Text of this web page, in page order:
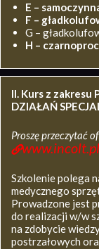
E –
F –
G –
H –
II. Kurs z zakresu
DZIAŁAŃ
Proszę przeczytać
Szkolenie polega
medycznego
Prowadzone jest
do realizacji w/w
na zdobycie
postrzałowych